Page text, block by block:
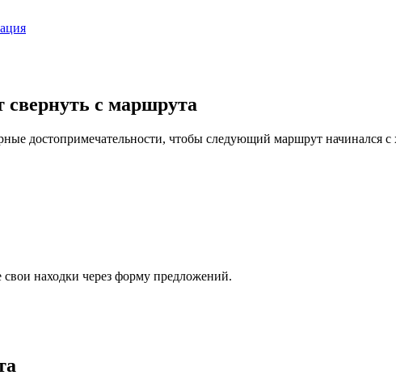
свернуть с маршрута
достопримечательности, чтобы следующий маршрут начинался
находки через форму предложений.